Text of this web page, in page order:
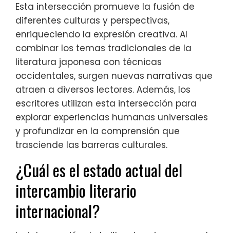
Esta intersección promueve la fusión de
diferentes culturas y perspectivas,
enriqueciendo la expresión creativa. Al
combinar los temas tradicionales de la
literatura japonesa con técnicas
occidentales, surgen nuevas narrativas que
atraen a diversos lectores. Además, los
escritores utilizan esta intersección para
explorar experiencias humanas universales
y profundizar en la comprensión que
trasciende las barreras culturales.
¿Cuál es el estado actual del
intercambio literario
internacional?